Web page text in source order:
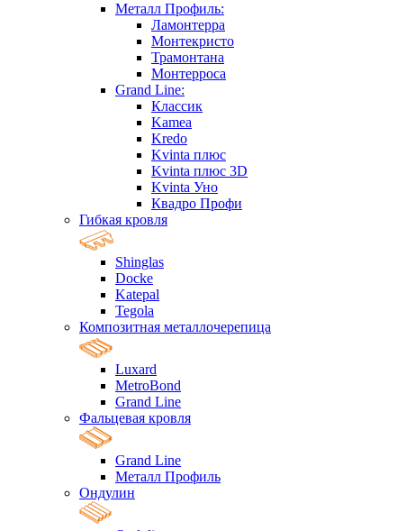
Металл Профиль:
Ламонтерра
Монтекристо
Трамонтана
Монтерроса
Grand Line:
Классик
Kamea
Kredo
Kvinta плюс
Kvinta плюс 3D
Kvinta Уно
Квадро Профи
Гибкая кровля
Shinglas
Docke
Katepal
Tegola
Композитная металлочерепица
Luxard
MetroBond
Grand Line
Фальцевая кровля
Grand Line
Металл Профиль
Ондулин